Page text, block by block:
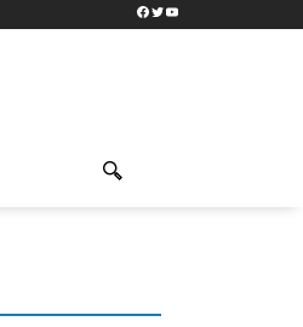
Facebook
TwitterYouTube